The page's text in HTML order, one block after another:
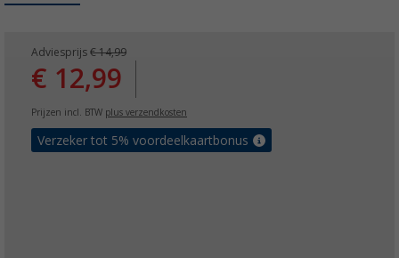
Adviesprijs € 14,99
€ 12,99
Prijzen incl. BTW plus verzendkosten
Verzeker tot 5% voordeelkaartbonus